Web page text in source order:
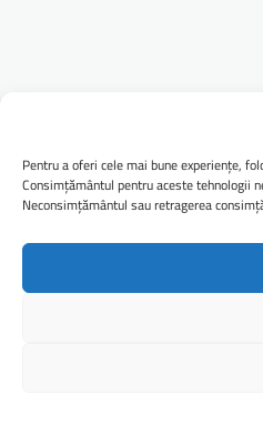
Pentru a oferi cele mai bune experiențe,
Consimțământul pentru aceste tehnologii
Neconsimțământul sau retragerea